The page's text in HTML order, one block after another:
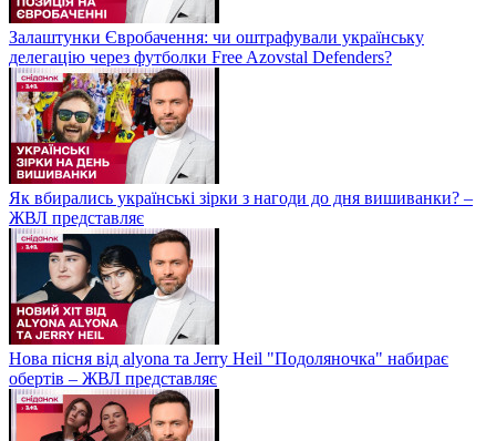
Залаштунки Євробачення: чи оштрафували українську
делегацію через футболки Free Azovstal Defenders?
Як вбирались українські зірки з нагоди до дня вишиванки? –
ЖВЛ представляє
Нова пісня від alyona та Jerry Heil "Подоляночка" набирає
обертів – ЖВЛ представляє